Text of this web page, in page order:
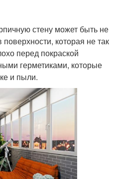
стену может быть не
поверхности, которая не так
перед покраской
герметиками, которые
и пыли.